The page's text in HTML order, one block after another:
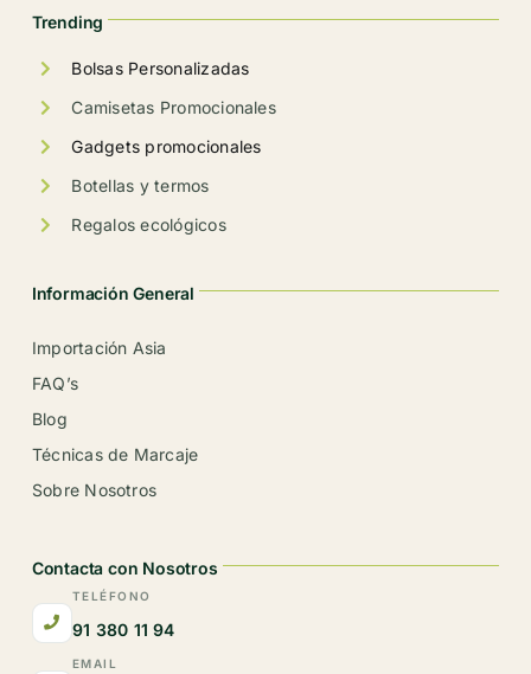
de
producto
Trending
Bolsas Personalizadas
Camisetas Promocionales
Gadgets promocionales
Botellas y termos
Regalos ecológicos
Información General
Importación Asia
FAQ’s
Blog
Técnicas de Marcaje
Sobre Nosotros
Contacta con Nosotros
TELÉFONO
91 380 11 94
EMAIL